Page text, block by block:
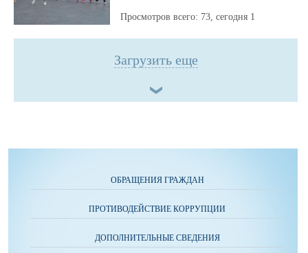
Просмотров всего: 73, сегодня 1
Загрузить еще
ОБРАЩЕНИЯ ГРАЖДАН
ПРОТИВОДЕЙСТВИЕ КОРРУПЦИИ
ДОПОЛНИТЕЛЬНЫЕ СВЕДЕНИЯ